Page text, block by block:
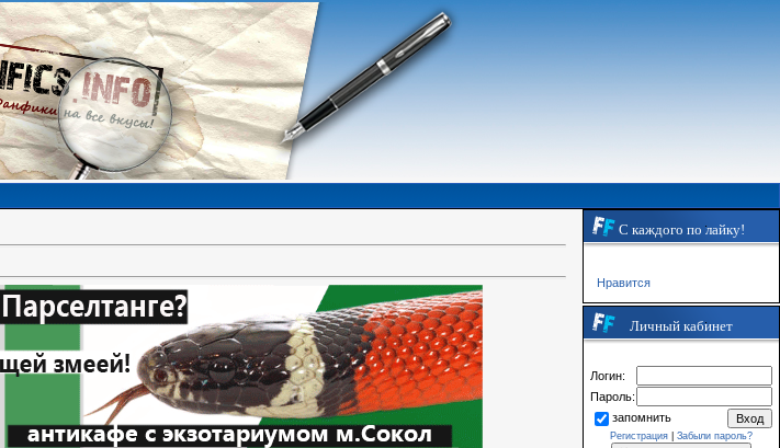
С каждого по лайку!
Нравится
Личный кабинет
Логин:
Пароль:
запомнить
Регистрация Забыли пароль?